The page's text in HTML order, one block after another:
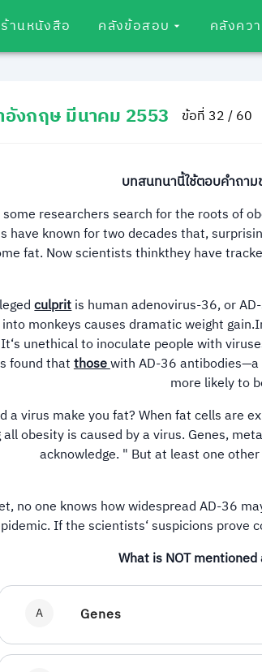
ร้านหนังสือ คลังข้อสอบ คลังคว
อังกฤษ มีนาคม 2553 ข้อที่ 32 / 60
บทสนทนานี้ใช้ตอบคำถา
some researchers search for the roots of
have known for two decades that,
fat. Now scientists thinkthey have
culpritis human adenovirus-36, or
monkeys causes dramatic weight
unethical to inoculate people with
found thatthosewith AD-36
more likely to
a virus make you fat? When fat cells are
all obesity is caused by a virus. Genes,
acknowledge. " But at least one
no one knows how widespread AD-36
If the scientists‘ suspicions prove
What is NOT
A Genes